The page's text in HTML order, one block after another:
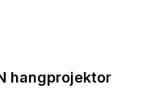
hangprojektor